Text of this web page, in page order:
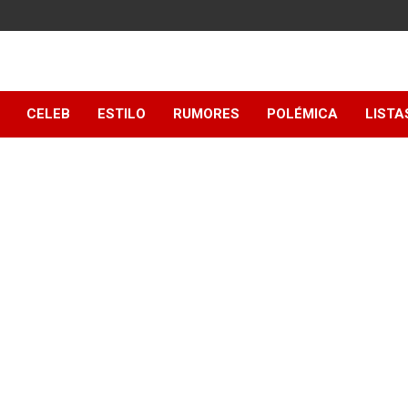
CELEB ESTILO RUMORES POLÉMICA